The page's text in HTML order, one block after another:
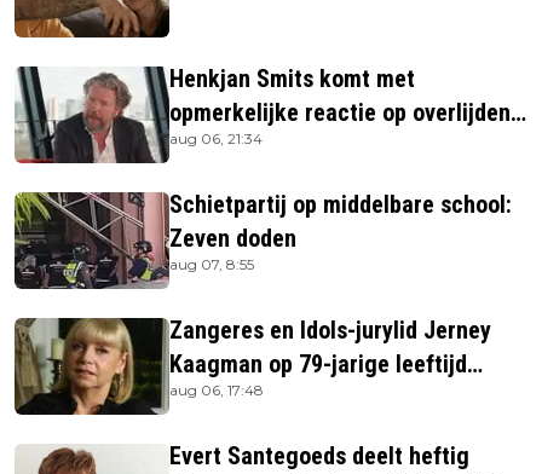
Henkjan Smits komt met
opmerkelijke reactie op overlijden
Jerney Kaagman
aug 06, 21:34
Schietpartij op middelbare school:
Zeven doden
aug 07, 8:55
Zangeres en Idols-jurylid Jerney
Kaagman op 79-jarige leeftijd
overleden
aug 06, 17:48
Evert Santegoeds deelt heftig